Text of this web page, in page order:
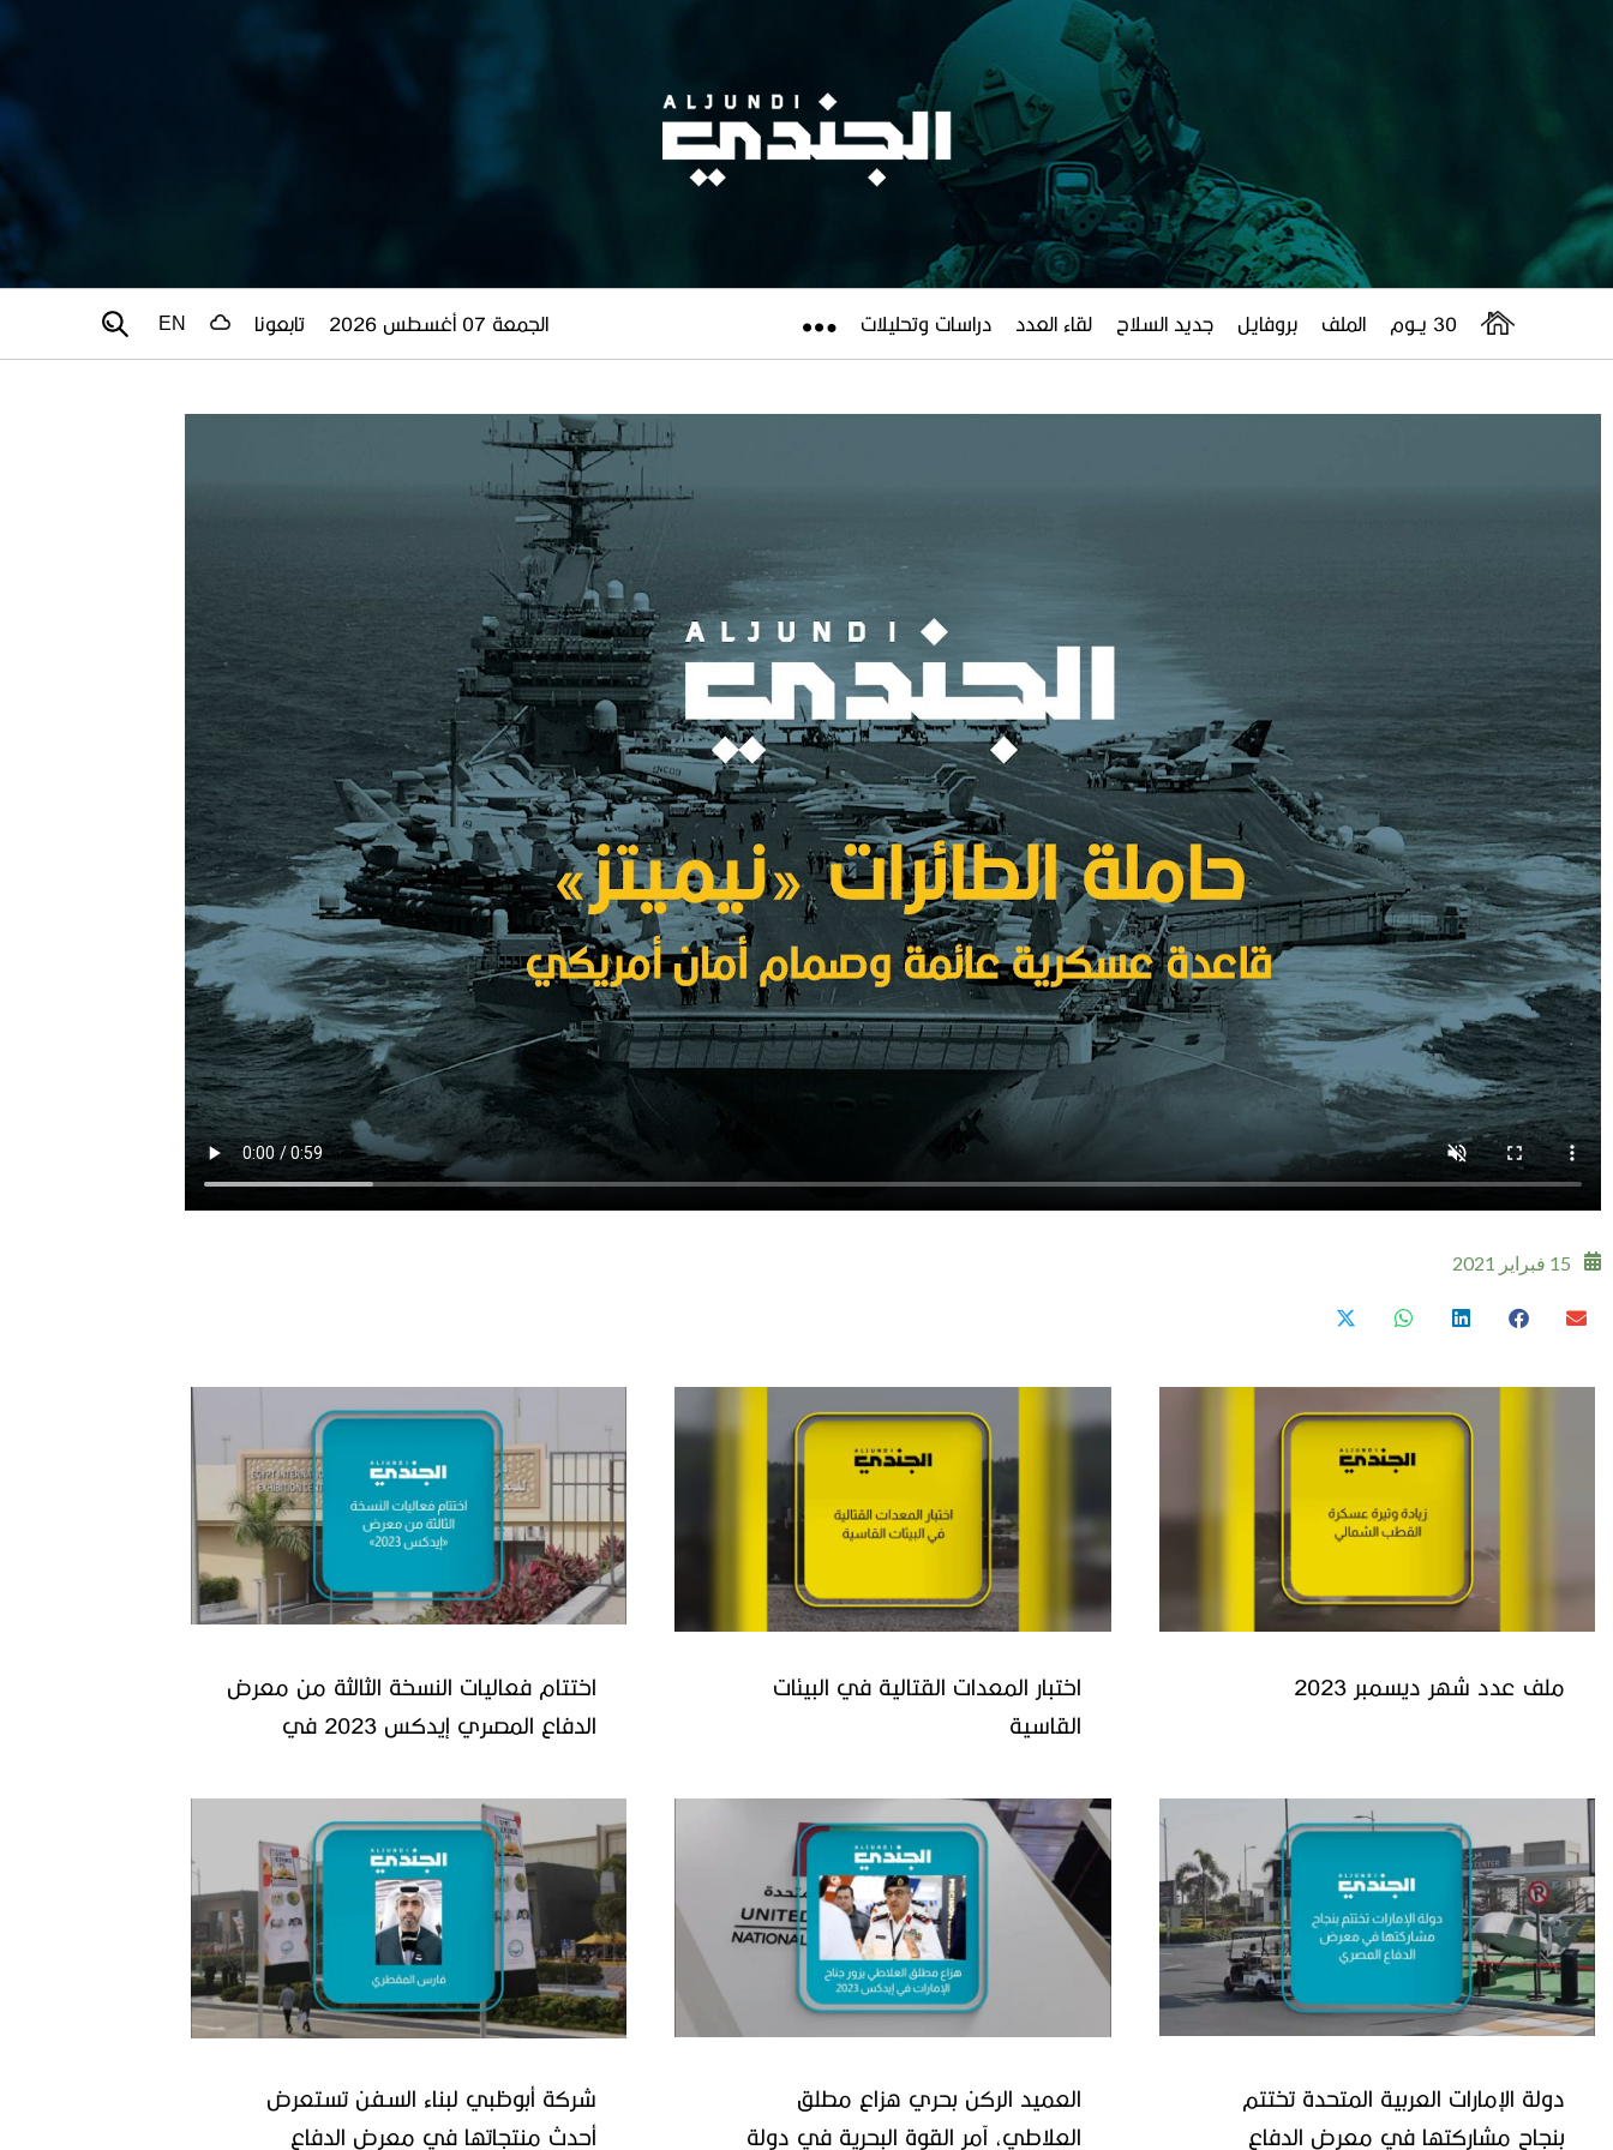
30 يــوم الملف بروفايل جديد السلاح لقاء العدد دراسات وتحليلات الجمعة 07 أغسطس 2026 تابعونا EN
15 فبراير 2021
ملف عدد شهر ديسمبر 2023
اختبار المعدات القتالية في البيئات
القاسية
اختتام فعاليات النسخة الثالثة من معرض
الدفاع المصري إيدكس 2023 في
دولة الإمارات العربية المتحدة تختتم
بنجاح مشاركتها في معرض الدفاع
العميد الركن بحري هزاع مطلق
العلاطي، آمر القوة البحرية في دولة
شركة أبوظبي لبناء السفن تستعرض
أحدث منتجاتها في معرض الدفاع